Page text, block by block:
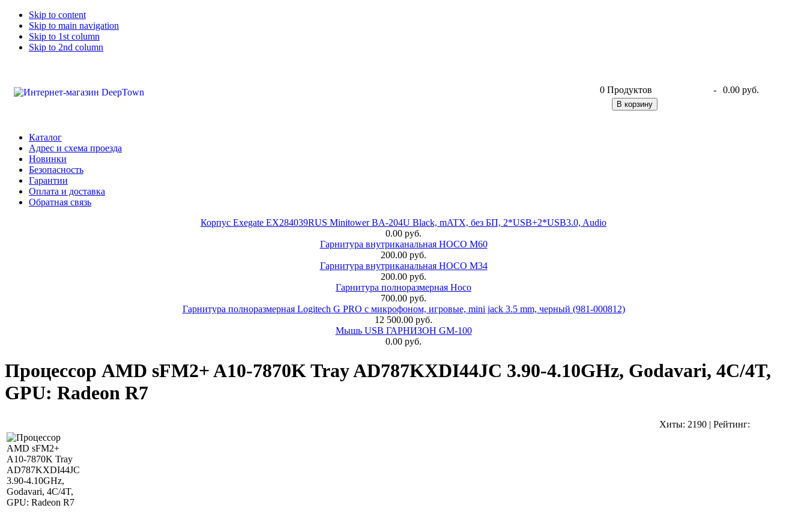
Skip to content
Skip to main navigation
Skip to 1st column
Skip to 2nd column
0 Продуктов - 0.00 руб.
В корзину
Каталог
Адрес и схема проезда
Новинки
Безопасность
Гарантии
Оплата и доставка
Обратная связь
Корпус Exegate EX284039RUS Minitower BA-204U Black, mATX, без БП, 2*USB+2*USB3.0, Audio
0.00 руб.
Гарнитура внутриканальная HOCO M60
200.00 руб.
Гарнитура внутриканальная HOCO M34
200.00 руб.
Гарнитура полноразмерная Hoco
700.00 руб.
Гарнитура полноразмерная Logitech G PRO с микрофоном, игровые, mini jack 3.5 mm, черный (981-000812)
12 500.00 руб.
Мышь USB ГАРНИЗОН GM-100
0.00 руб.
Процессор AMD sFM2+ A10-7870K Tray AD787KXDI44JC 3.90-4.10GHz, Godavari, 4C/4T,
GPU: Radeon R7
Хиты: 2190 | Рейтинг: